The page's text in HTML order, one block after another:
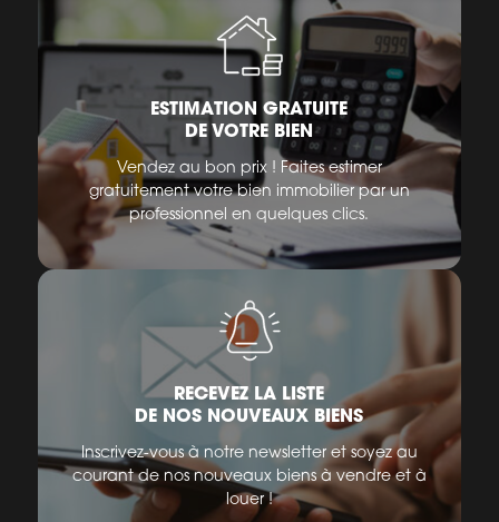
ESTIMATION GRATUITE
DE VOTRE BIEN
Vendez au bon prix ! Faites estimer
gratuitement votre bien immobilier par un
professionnel en quelques clics.
RECEVEZ LA LISTE
DE NOS NOUVEAUX BIENS
Inscrivez-vous à notre newsletter et soyez au
courant de nos nouveaux biens à vendre et à
louer !